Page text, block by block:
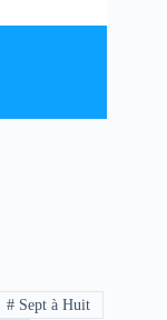
# Sept à Huit